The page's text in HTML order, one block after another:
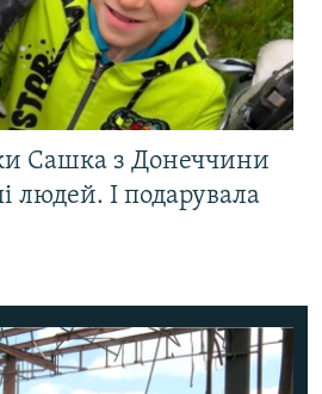
Сашка з Донеччини
людей. І подарувала